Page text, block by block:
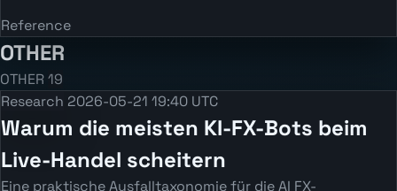
Reference
OTHER
OTHER19
Research 2026-05-21 19:40 UTC
Warum die meisten KI-FX-Bots beim
Live-Handel scheitern
Eine praktische Ausfalltaxonomie für die AI FX-